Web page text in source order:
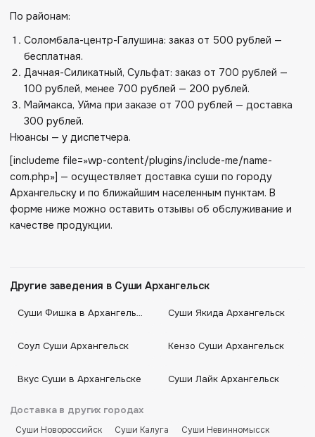
По районам:
Соломбала-центр-Галушина: заказ от 500 рублей —
бесплатная.
Дачная-Силикатный, Сульфат: заказ от 700 рублей —
100 рублей, менее 700 рублей — 200 рублей.
Маймакса, Уйма при заказе от 700 рублей — доставка
300 рублей.
Нюансы — у диспетчера.
[includeme file=»wp-content/plugins/include-me/name-
com.php»] — осуществляет доставка суши по городу
Архангельску и по ближайшим населенным пунктам. В
форме ниже можно оставить отзывы об обслуживание и
качестве продукции.
Другие заведения в Суши Архангельск
Суши Фишка в Архангельске Суши Якида Архангельск
Соул Суши Архангельск Кензо Суши Архангельск
Вкус Суши в Архангельске Суши Лайк Архангельск
Доставка в других городах
Суши Новороссийск Суши Калуга
Суши Невинномысск